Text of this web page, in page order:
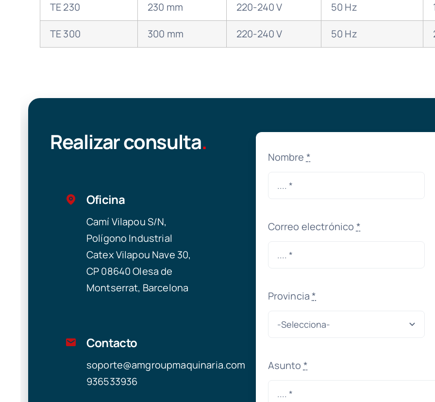
TE 230 230 mm 220-240 V 50 Hz
TE 300 300 mm 220-240 V 50 Hz
Realizar consulta.
Oficina
Camí Vilapou S/N,
Polígono Industrial
Catex Vilapou Nave 30,
CP 08640 Olesa de
Montserrat, Barcelona
Contacto
soporte@amgroupmaquinaria.com
936533936
Nombre *
Correo electrónico *
Provincia*
Asunto *